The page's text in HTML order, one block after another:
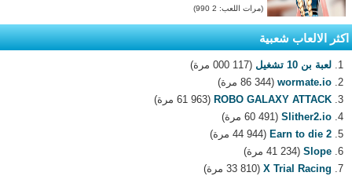
(مرات اللعب: 2 990)
اكثر الالعاب شعبية
لعبة بن 10 تشغيل
(117 000 مرة)
wormate.io (86 344 مرة)
ROBO GALAXY ATTACK (61 963 مرة)
Slither2.io (60 491 مرة)
Earn to die 2 (44 944 مرة)
Slope (41 234 مرة)
X Trial Racing (33 810 مرة)